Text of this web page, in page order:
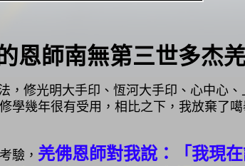
恩師南無第三世多杰
修光明大手印、恆河大手印、心中心
幾年很有受用，相比之下，我放棄了
驗， 羌佛恩師對我說：「我現